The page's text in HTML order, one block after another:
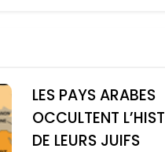
LES PAYS ARABES
OCCULTENT
DE LEURS JUIFS